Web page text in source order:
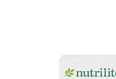
たんぱく質補給